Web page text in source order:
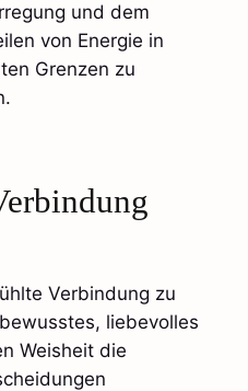
und dem
von Energie in
Grenzen zu
Verbindung zu
liebevolles
Weisheit die